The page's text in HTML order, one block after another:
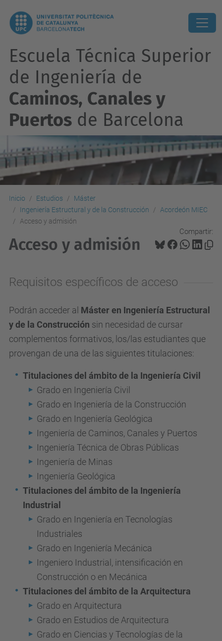
Escuela Técnica Superior
de Ingeniería de
Caminos, Canales y
Puertos de Barcelona
Inicio Estudios
Máster
Ingeniería Estructural y de la Construcción
Acordeón MIEC
Acceso y admisión
Compartir:
Acceso y admisión
Requisitos específicos de acceso
Podrán acceder al Máster en Ingeniería Estructural
y de la Construcción sin necesidad de cursar
complementos formativos, los/las estudiantes que
provengan de una de las siguientes titulaciones:
Titulaciones del ámbito de la Ingeniería Civil
Grado en Ingeniería Civil
Grado en Ingeniería de la Construcción
Grado en Ingeniería Geológica
Ingeniería de Caminos, Canales y Puertos
Ingeniería Técnica de Obras Públicas
Ingeniería de Minas
Ingeniería Geológica
Titulaciones del ámbito de la Ingeniería
Industrial
Grado en Ingeniería en Tecnologías
Industriales
Grado en Ingeniería Mecánica
Ingeniero Industrial, intensificación en
Construcción o en Mecánica
Titulaciones del ámbito de la Arquitectura
Grado en Arquitectura
Grado en Estudios de Arquitectura
Grado en Ciencias y Tecnologías de la